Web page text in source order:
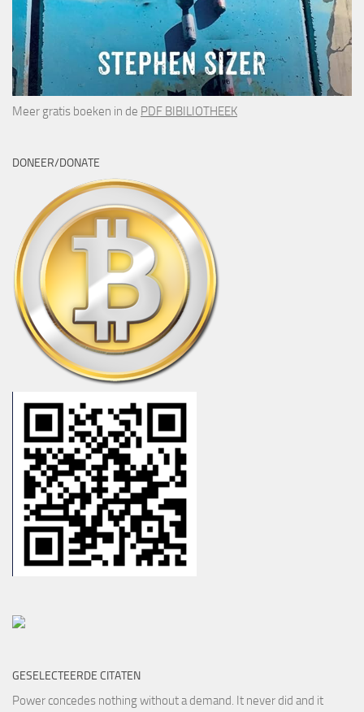
Meer gratis boeken in de PDF BIBILIOTHEEK
DONEER/DONATE
GESELECTEERDE CITATEN
Power concedes nothing without a demand. It never did and it